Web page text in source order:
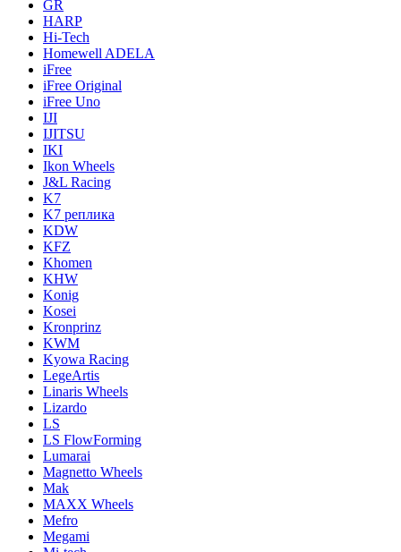
GR
HARP
Hi-Tech
Homewell ADELA
iFree
iFree Original
iFree Uno
IJI
IJITSU
IKI
Ikon Wheels
J&L Racing
K7
K7 реплика
KDW
KFZ
Khomen
KHW
Konig
Kosei
Kronprinz
KWM
Kyowa Racing
LegeArtis
Linaris Wheels
Lizardo
LS
LS FlowForming
Lumarai
Magnetto Wheels
Mak
MAXX Wheels
Mefro
Megami